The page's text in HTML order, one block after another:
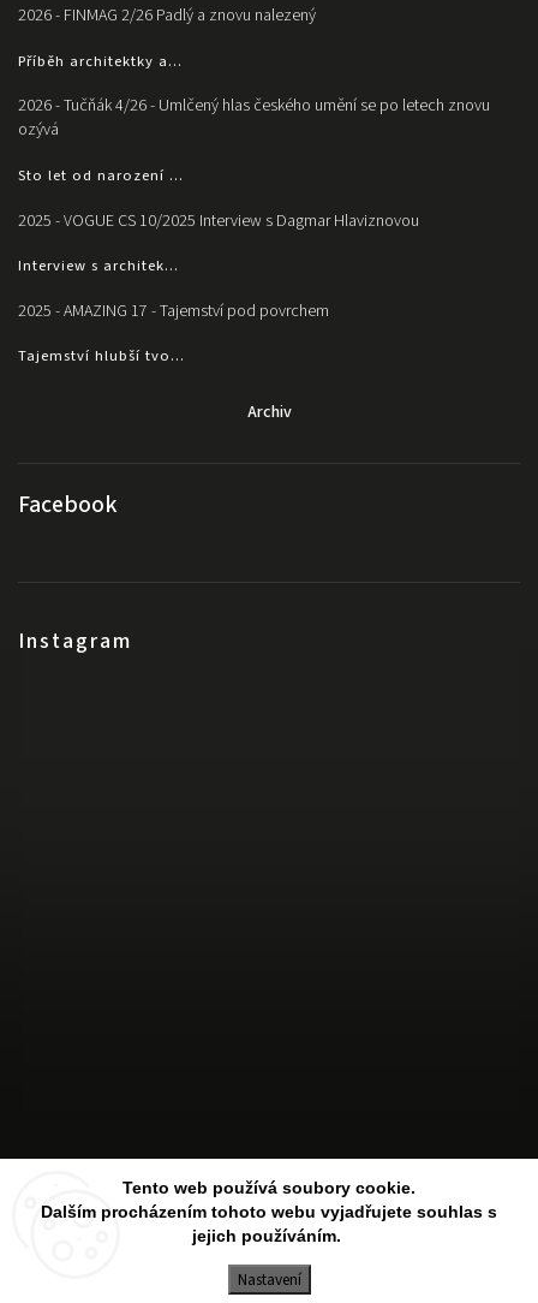
Tento web používá soubory cookie.
Dalším procházením tohoto webu vyjadřujete souhlas s
jejich používáním.
Nastavení
2026 - FINMAG 2/26 Padlý a znovu nalezený
Příběh architektky a...
2026 - Tučňák 4/26 - Umlčený hlas českého umění se po letech znovu
ozývá
Sto let od narození ...
2025 - VOGUE CS 10/2025 Interview s Dagmar Hlaviznovou
Interview s architek...
2025 - AMAZING 17 - Tajemství pod povrchem
Tajemství hlubší tvo...
Archiv
Facebook
Instagram
Sledovat na Instagramu
Aesthetic Store. Všechna práva vyhrazena.
Upravit nastavení cookies